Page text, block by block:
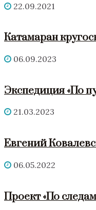
22.09.2021
Катамаран
06.09.2023
Экспедиция «По
21.03.2023
Евгений
06.05.2022
Проект «По